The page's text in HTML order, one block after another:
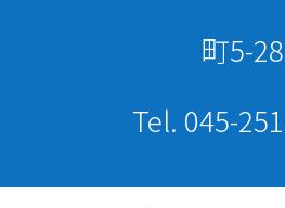
町5-28
Tel. 045-